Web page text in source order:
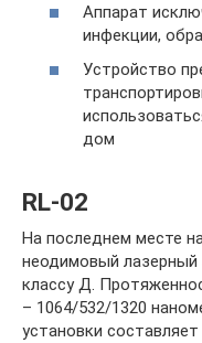
Аппарат
инфекции,
Устройство
дом
RL-02
На последнем месте
неодимовый лазерный
классу Д.
– 1064/532/1320
установки